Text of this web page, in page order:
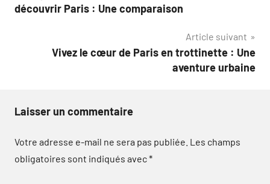
découvrir Paris : Une comparaison
Article suivant
Vivez le cœur de Paris en trottinette : Une
aventure urbaine
Laisser un commentaire
Votre adresse e-mail ne sera pas publiée. Les champs
obligatoires sont indiqués avec*